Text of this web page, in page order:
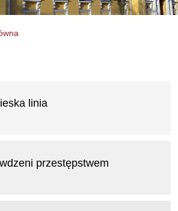
linia
przestępstwem